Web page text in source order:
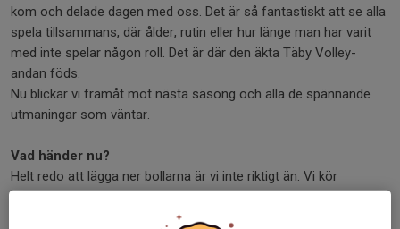
kom och delade dagen med oss. Det är så fantastiskt att se alla
spela tillsammans, där ålder, rutin eller hur länge man har varit
med inte spelar någon roll. Det är där den äkta Täby Volley-
andan föds.
Nu blickar vi framåt mot nästa säsong och alla de spännande
utmaningar som väntar.
Vad händer nu?
Helt redo att lägga ner bollarna är vi inte riktigt än. Vi kör
inomhusträningar och utomhusträningar under sommaren. Håll
ögonen öppna efter kallelser.